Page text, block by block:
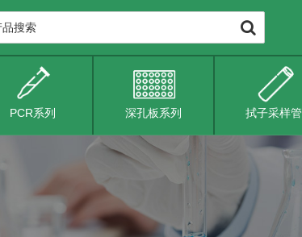
PCR系列 深孔板系列 拭子采样管